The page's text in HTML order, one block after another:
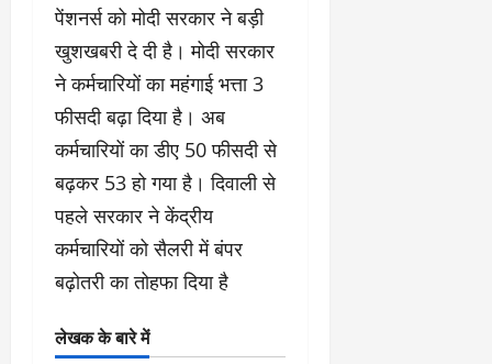
पेंशनर्स को मोदी सरकार ने बड़ी
खुशखबरी दे दी है। मोदी सरकार
ने कर्मचारियों का महंगाई भत्ता 3
फीसदी बढ़ा दिया है। अब
कर्मचारियों का डीए 50 फीसदी से
बढ़कर 53 हो गया है। दिवाली से
पहले सरकार ने केंद्रीय
कर्मचारियों को सैलरी में बंपर
बढ़ोतरी का तोहफा दिया है
लेखक के बारे में